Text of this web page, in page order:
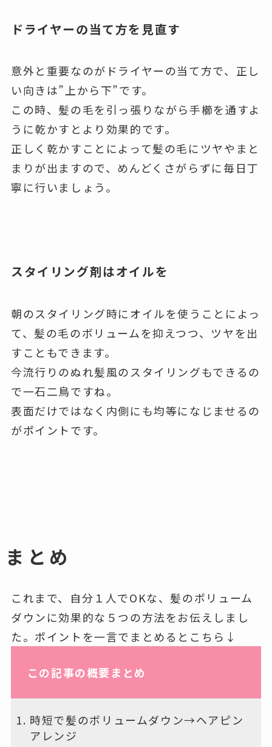
ドライヤーの当て方を見直す
意外と重要なのがドライヤーの当て方で、正し
い向きは”上から下”です。
この時、髪の毛を引っ張りながら手櫛を通すよ
うに乾かすとより効果的です。
正しく乾かすことによって髪の毛にツヤやまと
まりが出ますので、めんどくさがらずに毎日丁
寧に行いましょう。
スタイリング剤はオイルを
朝のスタイリング時にオイルを使うことによっ
て、髪の毛のボリュームを抑えつつ、ツヤを出
すこともできます。
今流行りのぬれ髪風のスタイリングもできるの
で一石二鳥ですね。
表面だけではなく内側にも均等になじませるの
がポイントです。
まとめ
これまで、自分１人でOKな、髪のボリューム
ダウンに効果的な５つの方法をお伝えしまし
た。ポイントを一言でまとめるとこちら↓
この記事の概要まとめ
時短で髪のボリュームダウン→ヘアピン
アレンジ